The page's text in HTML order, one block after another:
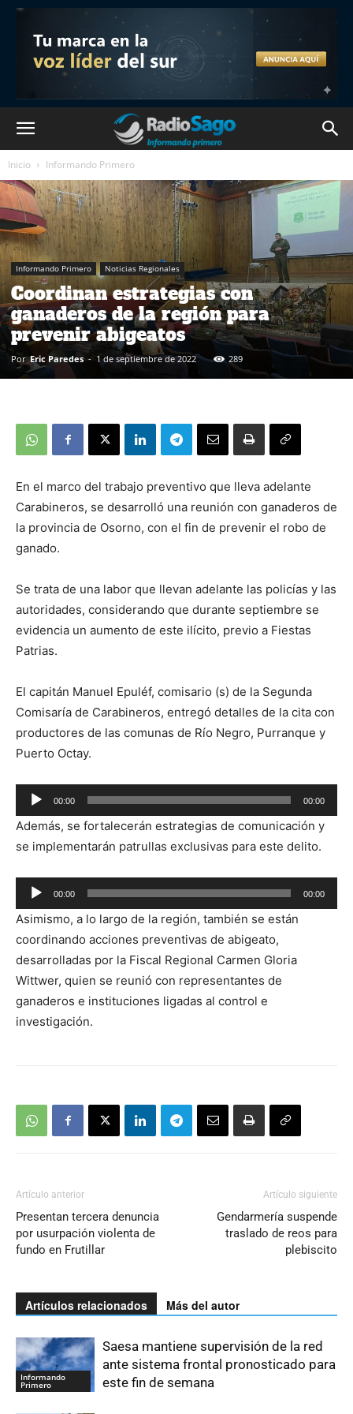
Inicio Informando Primero
Informando Primero Noticias Regionales
Coordinan estrategias con
ganaderos de la región para
prevenir abigeatos
Por Eric Paredes - 1 de septiembre de 2022 289
En el marco del trabajo preventivo que lleva adelante
Carabineros, se desarrolló una reunión con ganaderos de
la provincia de Osorno, con el fin de prevenir el robo de
ganado.
Se trata de una labor que llevan adelante las policías y las
autoridades, considerando que durante septiembre se
evidencia un aumento de este ilícito, previo a Fiestas
Patrias.
El capitán Manuel Epuléf, comisario (s) de la Segunda
Comisaría de Carabineros, entregó detalles de la cita con
productores de las comunas de Río Negro, Purranque y
Puerto Octay.
Reproductor
de
audio
00:00 00:00
Además, se fortalecerán estrategias de comunicación y
se implementarán patrullas exclusivas para este delito.
Reproductor
de
audio
00:00 00:00
Asimismo, a lo largo de la región, también se están
coordinando acciones preventivas de abigeato,
desarrolladas por la Fiscal Regional Carmen Gloria
Wittwer, quien se reunió con representantes de
ganaderos e instituciones ligadas al control e
investigación.
Artículo anterior
Presentan tercera denuncia
por usurpación violenta de
fundo en Frutillar
Artículo siguiente
Gendarmería suspende
traslado de reos para
plebiscito
Artículos relacionados Más del autor
Informando
Primero
Saesa mantiene supervisión de la red
ante sistema frontal pronosticado para
este fin de semana